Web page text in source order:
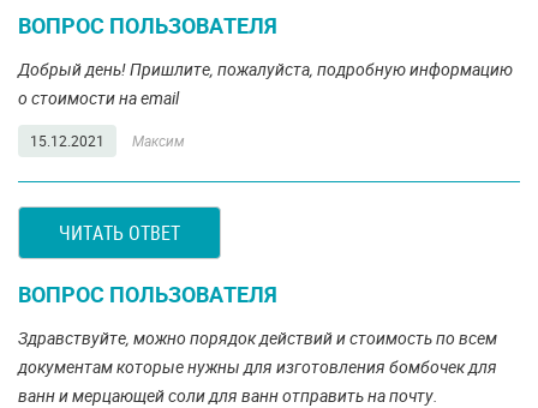
ВОПРОС ПОЛЬЗОВАТЕЛЯ
Добрый день! Пришлите, пожалуйста, подробную информацию
о стоимости на email
15.12.2021 Максим
ЧИТАТЬ ОТВЕТ
ВОПРОС ПОЛЬЗОВАТЕЛЯ
Здравствуйте, можно порядок действий и стоимость по всем
документам которые нужны для изготовления бомбочек для
ванн и мерцающей соли для ванн отправить на почту.